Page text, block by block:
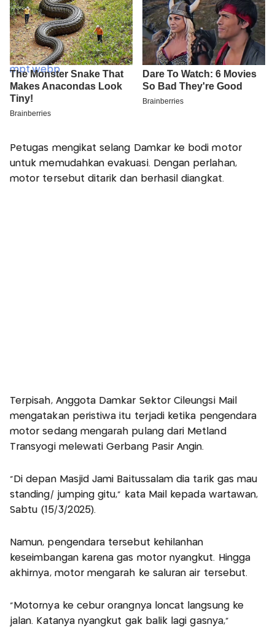
Petugas mengikat selang Damkar ke bodi motor
untuk memudahkan evakuasi. Dengan perlahan,
motor tersebut ditarik dan berhasil diangkat.
Terpisah, Anggota Damkar Sektor Cileungsi Mail
mengatakan peristiwa itu terjadi ketika pengendara
motor sedang mengarah pulang dari Metland
Transyogi melewati Gerbang Pasir Angin.
"Di depan Masjid Jami Baitussalam dia tarik gas mau
standing/ jumping gitu," kata Mail kepada wartawan,
Sabtu (15/3/2025).
Namun, pengendara tersebut kehilanhan
keseimbangan karena gas motor nyangkut. Hingga
akhirnya, motor mengarah ke saluran air tersebut.
"Motornya ke cebur orangnya loncat langsung ke
jalan. Katanya nyangkut gak balik lagi gasnya,"